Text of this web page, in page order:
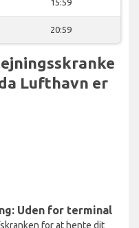
20:59
Lufthavn er
Uden for terminal
for at hente dit